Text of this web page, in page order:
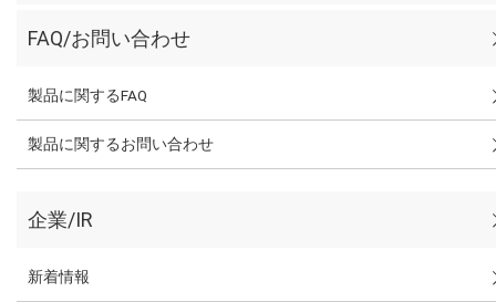
FAQ/お問い合わせ
製品に関するFAQ
製品に関するお問い合わせ
企業/IR
新着情報